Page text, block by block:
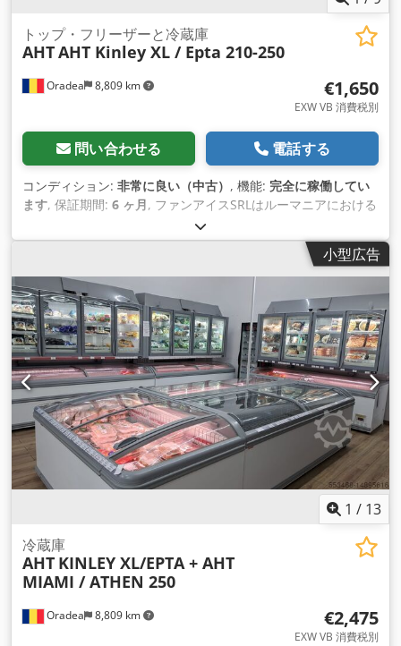
Oradea 8,809 km
トップ・フリーザーと冷蔵庫
AHTAHT Kinley XL / Epta 210-250
€1,650
EXW VB 消費税別
問い合わせる 電話する
コンディション: 非常に良い（中古） , 機能: 完全に稼働してい
ます, 保証期間: 6 ヶ月, ファンアイスSRLはルーマニアにおける
AHTの代理店です。 Credpsrhwuljfx Akkof AHTの新品および
中古機器の販売代理店です。 世界中への迅速な配送 説明： !!!
水平キャビネットはオファーに含まれていません!トップフリー
ザー/冷蔵庫のみ! AHT Kinley 210/250 cm (冷凍庫、冷蔵庫、中
低温庫として使用可能)! 完全にテストされた完全なシステム
（ベース＋棚2列） 冷媒ECO R290 プラグイン式で簡単設置
LED庫内照明（キャノピーLED、ドアLED照明） AHT Kinley /
EptaまたはCarrierトップフリーザー（長さ210cmおよび
250cm）を在庫しています。 AHT MiamiまたはAthen XL LED
キャビネットと組み合わせ可能（ルーマニア、オラデアに在庫
あり） 再調整されたAHT EQシリーズ機器は、消耗品（冷媒、
ガスケット、ネオンランプなど）を除き、6ヶ月間部品保証さ
れます。 付属品およびスペアパーツの在庫
小型広告
1 / 13
Oradea 8,809 km
冷蔵庫
AHT KINLEY XL/EPTA + AHT
MIAMI / ATHEN 250
€2,475
EXW VB 消費税別